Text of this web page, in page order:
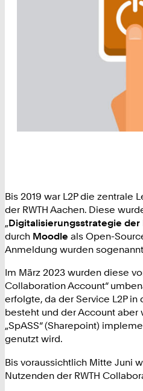
Bis 2019 war L2P die zentrale
der RWTH Aachen. Diese
„Digitalisierungsstrategie der
durch Moodle als Open-
Anmeldung wurden
Im März 2023 wurden diese
Collaboration Account“
erfolgte, da der Service L2P in
besteht und der Account aber
„SpASS“ (Sharepoint)
genutzt wird.
Bis voraussichtlich Mitte Juni
Nutzenden der RWTH